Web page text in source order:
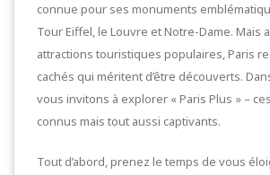
connue pour ses monuments
Tour Eiffel, le Louvre et Notre-Dame. Mais
attractions touristiques populaires, Paris
cachés qui méritent d’être découverts.
vous invitons à explorer « Paris Plus » –
connus mais tout aussi captivants.
Tout d’abord, prenez le temps de vous